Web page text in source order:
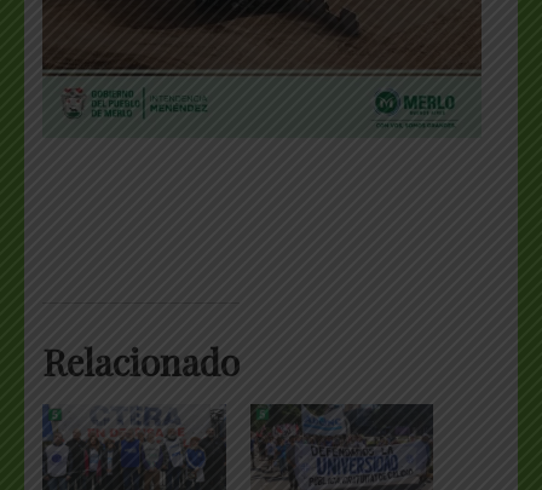
Relacionado